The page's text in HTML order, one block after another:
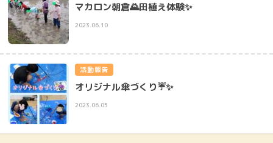
マカロン朝倉🌄田植え体験✨
2023.06.10
活動報告
オリジナル傘づくり☔✨
2023.06.05